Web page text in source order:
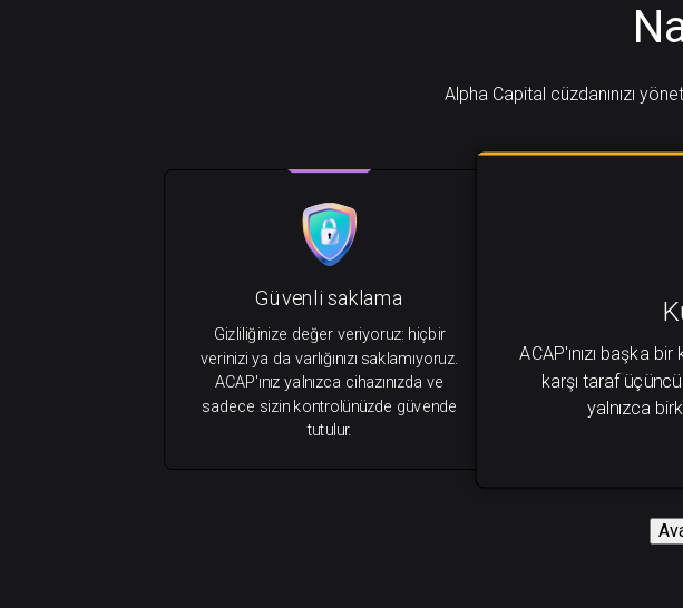
Alpha Capital cüzdanınızı
ACAP'ınızı başka
karşı taraf
yalnızca
Güvenli saklama
Gizliliğinize değer veriyoruz: hiçbir
verinizi ya da varlığınızı saklamıyoruz.
ACAP'ınız yalnızca cihazınızda ve
sadece sizin kontrolünüzde güvende
tutulur.